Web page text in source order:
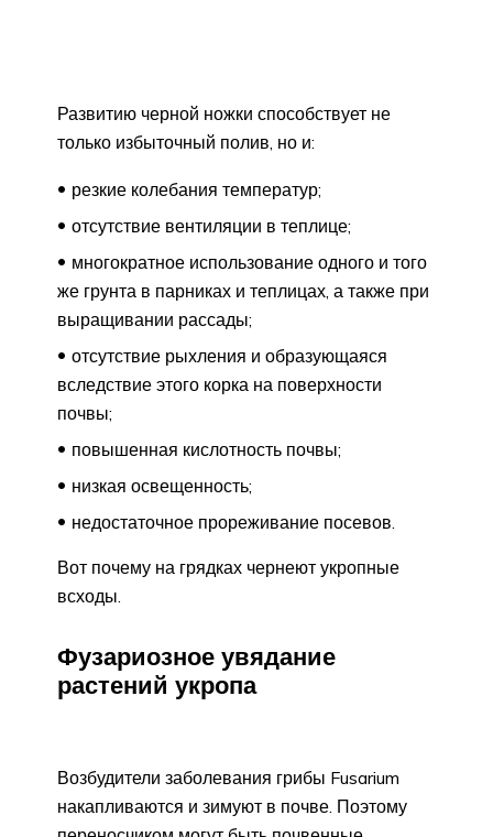
Развитию черной ножки способствует не
только избыточный полив, но и:
резкие колебания температур;
отсутствие вентиляции в теплице;
многократное использование одного и того
же грунта в парниках и теплицах, а также при
выращивании рассады;
отсутствие рыхления и образующаяся
вследствие этого корка на поверхности
почвы;
повышенная кислотность почвы;
низкая освещенность;
недостаточное прореживание посевов.
Вот почему на грядках чернеют укропные
всходы.
Фузариозное увядание
растений укропа
Возбудители заболевания грибы Fusarium
накапливаются и зимуют в почве. Поэтому